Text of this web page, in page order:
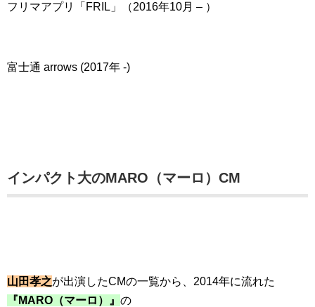
フリマアプリ「FRIL」（2016年10月 – ）
富士通 arrows (2017年 -)
インパクト大のMARO（マーロ）CM
山田孝之が出演したCMの一覧から、2014年に流れた
『MARO（マーロ）』 の